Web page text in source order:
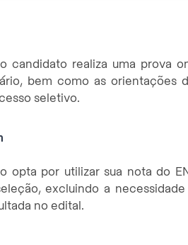
candidato realiza uma prova
bem como as orientações
seletivo.
opta por utilizar sua nota do
excluindo a
no edital.